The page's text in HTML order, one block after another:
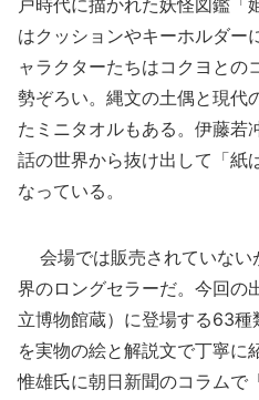
戸時代に描かれた妖怪図鑑「
はクッションやキーホルダー
ャラクターたちはコクヨとの
勢ぞろい。縄文の土偶と現代
たミニタオルもある。伊藤若
話の世界から抜け出して「紙
なっている。
会場では販売されていない
界のロングセラーだ。今回の
立博物館蔵）に登場する63種
を実物の絵と解説文で丁寧に
惟雄氏に朝日新聞のコラムで